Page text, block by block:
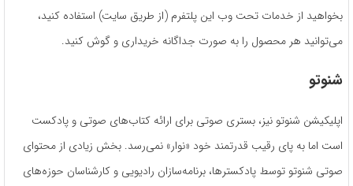
بخواهید از خدمات تحت وب این پلتفرم (از طریق سایت) استفاده کنید،
می‌توانید هر محصول را به صورت جداگانه خریداری و گوش کنید.
شنوتو
اپلیکیشن شنوتو نیز، بستری صوتی برای ارائه‌ کتاب‌های صوتی و پادکست
است اما به پای رقیب قدرتمند خود «نوار» نمی‌رسد. بخش زیادی از محتوای
صوتی شنوتو توسط پادکسترها، برنامه‌سازان رادیویی و کارشناسان حوزه‌های